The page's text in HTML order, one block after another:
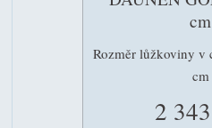
cm
Rozměr lůžkoviny v
cm
2